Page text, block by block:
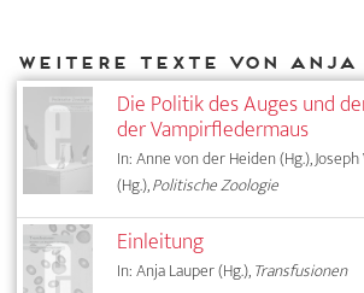
Die Politik des Auges und
der Vampirfledermaus
In: Anne von der Heiden (Hg.), Joseph
(Hg.),Politische Zoologie
Einleitung
In: Anja Lauper (Hg.),Transfusionen